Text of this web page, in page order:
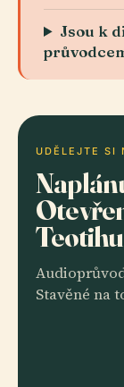
Jsou k
UDĚLEJTE SI
Stavěné na